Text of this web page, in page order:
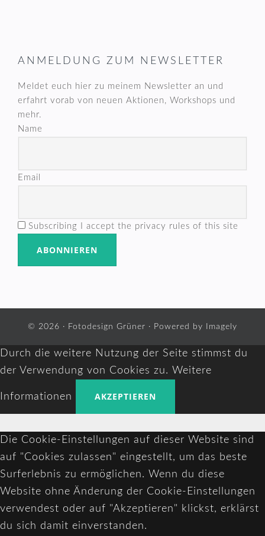
FOOTER
ANMELDUNG ZUM NEWSLETTER
Meldet euch hier zu meinem Newsletter an und
erfahrt vorab von neuen Aktionen, Workshops und
mehr.
Name
Email
Subscribing I accept the privacy rules of this site
© 2026 · Fotodesign Grüner · Powered by Imagely
Durch die weitere Nutzung der Seite stimmst du
der Verwendung von Cookies zu. Weitere
Informationen AKZEPTIEREN
Die Cookie-Einstellungen auf dieser Website sind
auf "Cookies zulassen" eingestellt, um das beste
Surferlebnis zu ermöglichen. Wenn du diese
Website ohne Änderung der Cookie-Einstellungen
verwendest oder auf "Akzeptieren" klickst, erklärst
du sich damit einverstanden.